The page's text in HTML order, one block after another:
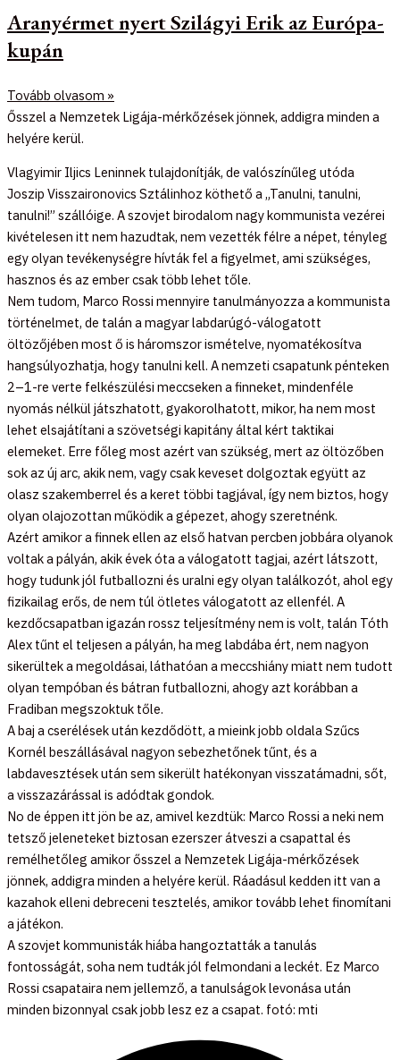
Aranyérmet nyert Szilágyi Erik az Európa-
kupán
Tovább olvasom »
Ősszel a Nemzetek Ligája-mérkőzések jönnek, addigra minden a
helyére kerül.
Vlagyimir Iljics Leninnek tulajdonítják, de valószínűleg utóda
Joszip Visszaironovics Sztálinhoz köthető a „Tanulni, tanulni,
tanulni!” szállóige. A szovjet birodalom nagy kommunista vezérei
kivételesen itt nem hazudtak, nem vezették félre a népet, tényleg
egy olyan tevékenységre hívták fel a figyelmet, ami szükséges,
hasznos és az ember csak több lehet tőle.
Nem tudom, Marco Rossi mennyire tanulmányozza a kommunista
történelmet, de talán a magyar labdarúgó-válogatott
öltözőjében most ő is háromszor ismételve, nyomatékosítva
hangsúlyozhatja, hogy tanulni kell. A nemzeti csapatunk pénteken
2–1-re verte felkészülési meccseken a finneket, mindenféle
nyomás nélkül játszhatott, gyakorolhatott, mikor, ha nem most
lehet elsajátítani a szövetségi kapitány által kért taktikai
elemeket. Erre főleg most azért van szükség, mert az öltözőben
sok az új arc, akik nem, vagy csak keveset dolgoztak együtt az
olasz szakemberrel és a keret többi tagjával, így nem biztos, hogy
olyan olajozottan működik a gépezet, ahogy szeretnénk.
Azért amikor a finnek ellen az első hatvan percben jobbára olyanok
voltak a pályán, akik évek óta a válogatott tagjai, azért látszott,
hogy tudunk jól futballozni és uralni egy olyan találkozót, ahol egy
fizikailag erős, de nem túl ötletes válogatott az ellenfél. A
kezdőcsapatban igazán rossz teljesítmény nem is volt, talán Tóth
Alex tűnt el teljesen a pályán, ha meg labdába ért, nem nagyon
sikerültek a megoldásai, láthatóan a meccshiány miatt nem tudott
olyan tempóban és bátran futballozni, ahogy azt korábban a
Fradiban megszoktuk tőle.
A baj a cserélések után kezdődött, a mieink jobb oldala Szűcs
Kornél beszállásával nagyon sebezhetőnek tűnt, és a
labdavesztések után sem sikerült hatékonyan visszatámadni, sőt,
a visszazárással is adódtak gondok.
No de éppen itt jön be az, amivel kezdtük: Marco Rossi a neki nem
tetsző jeleneteket biztosan ezerszer átveszi a csapattal és
remélhetőleg amikor ősszel a Nemzetek Ligája-mérkőzések
jönnek, addigra minden a helyére kerül. Ráadásul kedden itt van a
kazahok elleni debreceni tesztelés, amikor tovább lehet finomítani
a játékon.
A szovjet kommunisták hiába hangoztatták a tanulás
fontosságát, soha nem tudták jól felmondani a leckét. Ez Marco
Rossi csapataira nem jellemző, a tanulságok levonása után
minden bizonnyal csak jobb lesz ez a csapat. fotó: mti